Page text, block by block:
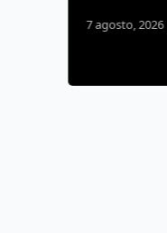
7 agosto, 2026